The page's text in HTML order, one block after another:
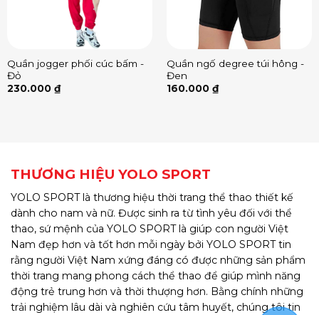
Quần jogger phối cúc bấm -
Đỏ
230.000 ₫
Quần ngố degree túi hông -
Đen
160.000 ₫
THƯƠNG HIỆU YOLO SPORT
YOLO SPORT là thương hiệu thời trang thể thao thiết kế
dành cho nam và nữ. Được sinh ra từ tình yêu đối với thể
thao, sứ mệnh của YOLO SPORT là giúp con người Việt
Nam đẹp hơn và tốt hơn mỗi ngày bởi YOLO SPORT tin
rằng người Việt Nam xứng đáng có được những sản phẩm
thời trang mang phong cách thể thao để giúp mình năng
động trẻ trung hơn và thời thượng hơn. Bằng chính những
trải nghiệm lâu dài và nghiên cứu tâm huyết, chúng tôi tin